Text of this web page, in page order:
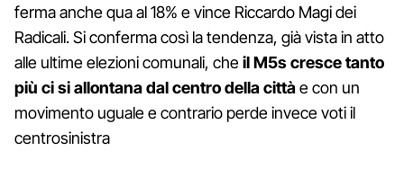
ferma anche qua al 18% e vince Riccardo Magi dei
Radicali. Si conferma così la tendenza, già vista in atto
alle ultime elezioni comunali, cheil M5s cresce tanto
più ci si allontana dal centro della cittàe con un
movimento uguale e contrario perde invece voti il
centrosinistra